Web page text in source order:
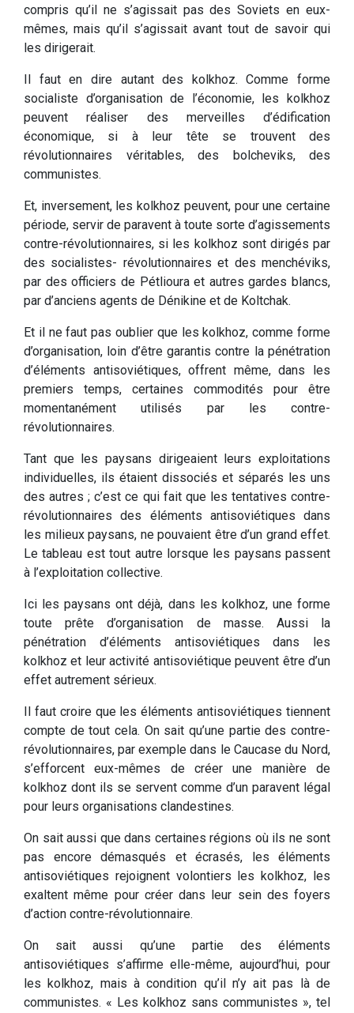
compris qu’il ne s’agissait pas des Soviets en eux-
mêmes, mais qu’il s’agissait avant tout de savoir qui
les dirigerait.
Il faut en dire autant des kolkhoz. Comme forme
socialiste d’organisation de l’économie, les kolkhoz
peuvent réaliser des merveilles d’édification
économique, si à leur tête se trouvent des
révolutionnaires véritables, des bolcheviks, des
communistes.
Et, inversement, les kolkhoz peuvent, pour une certaine
période, servir de paravent à toute sorte d’agissements
contre-révolutionnaires, si les kolkhoz sont dirigés par
des socialistes- révolutionnaires et des menchéviks,
par des officiers de Pétlioura et autres gardes blancs,
par d’anciens agents de Dénikine et de Koltchak.
Et il ne faut pas oublier que les kolkhoz, comme forme
d’organisation, loin d’être garantis contre la pénétration
d’éléments antisoviétiques, offrent même, dans les
premiers temps, certaines commodités pour être
momentanément utilisés par les contre-
révolutionnaires.
Tant que les paysans dirigeaient leurs exploitations
individuelles, ils étaient dissociés et séparés les uns
des autres ; c’est ce qui fait que les tentatives contre-
révolutionnaires des éléments antisoviétiques dans
les milieux paysans, ne pouvaient être d’un grand effet.
Le tableau est tout autre lorsque les paysans passent
à l’exploitation collective.
Ici les paysans ont déjà, dans les kolkhoz, une forme
toute prête d’organisation de masse. Aussi la
pénétration d’éléments antisoviétiques dans les
kolkhoz et leur activité antisoviétique peuvent être d’un
effet autrement sérieux.
Il faut croire que les éléments antisoviétiques tiennent
compte de tout cela. On sait qu’une partie des contre-
révolutionnaires, par exemple dans le Caucase du Nord,
s’efforcent eux-mêmes de créer une manière de
kolkhoz dont ils se servent comme d’un paravent légal
pour leurs organisations clandestines.
On sait aussi que dans certaines régions où ils ne sont
pas encore démasqués et écrasés, les éléments
antisoviétiques rejoignent volontiers les kolkhoz, les
exaltent même pour créer dans leur sein des foyers
d’action contre-révolutionnaire.
On sait aussi qu’une partie des éléments
antisoviétiques s’affirme elle-même, aujourd’hui, pour
les kolkhoz, mais à condition qu’il n’y ait pas là de
communistes. « Les kolkhoz sans communistes », tel